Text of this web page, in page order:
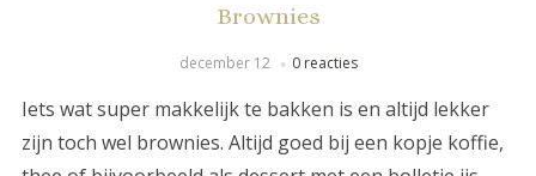
Brownies
december 12 0 reacties
Iets wat super makkelijk te bakken is en altijd lekker
zijn toch wel brownies. Altijd goed bij een kopje koffie,